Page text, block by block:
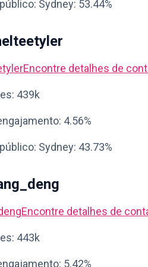
Sydney: 53.44%
Encontre detalhes de
439k
4.56%
Sydney: 43.73%
Encontre detalhes de
443k
5.42%